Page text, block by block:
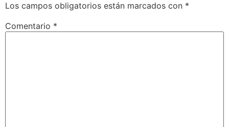
Los campos obligatorios están marcados con *
Comentario *